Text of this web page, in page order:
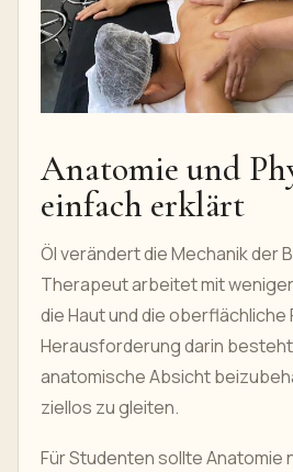
Anatomie und
einfach erklärt
Öl verändert die Mechanik der
Therapeut arbeitet mit
die Haut und die oberflächliche
Herausforderung darin
anatomische Absicht
ziellos zu gleiten.
Für Studenten sollte Anatomie